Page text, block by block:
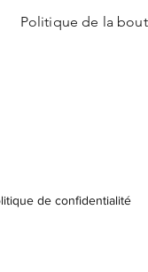
Politique de la
de confidentialité